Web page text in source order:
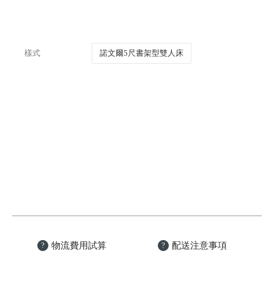
樣式 諾文爾5尺書架型雙人床
物流費用試算 配送注意事項